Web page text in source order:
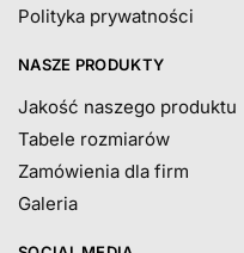
Polityka prywatności
NASZE PRODUKTY
Jakość naszego produktu
Tabele rozmiarów
Zamówienia dla firm
Galeria